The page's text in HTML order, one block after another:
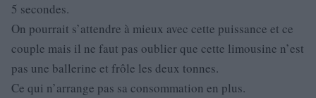
5 secondes.
On pourrait s’attendre à mieux avec cette puissance et ce
couple mais il ne faut pas oublier que cette limousine n’est
pas une ballerine et frôle les deux tonnes.
Ce qui n’arrange pas sa consommation en plus.